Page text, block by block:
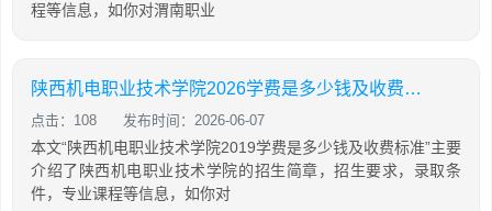
程等信息，如你对渭南职业
陕西机电职业技术学院2026学费是多少钱及收费标准
点击：108 发布时间：2026-06-07
本文“陕西机电职业技术学院2019学费是多少钱及收费标准”主要
介绍了陕西机电职业技术学院的招生简章，招生要求，录取条
件，专业课程等信息，如你对